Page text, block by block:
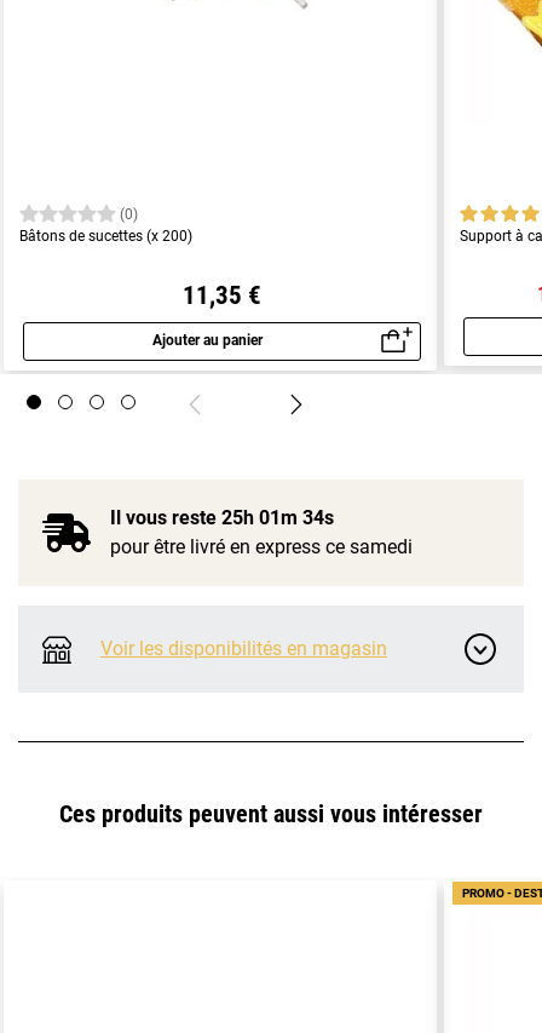
(0)
Bâtons de sucettes (x 200)
11,35 €
Ajouter au panier
Aperçu rapide
Support à
Il vous reste 25h 01m 34s
pour être livré en express ce samedi
Voir les disponibilités en magasin
Ces produits peuvent aussi vous intéresser
PROMO -